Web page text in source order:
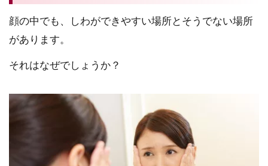
顔の中でも、しわができやすい場所とそうでない場所
があります。
それはなぜでしょうか？